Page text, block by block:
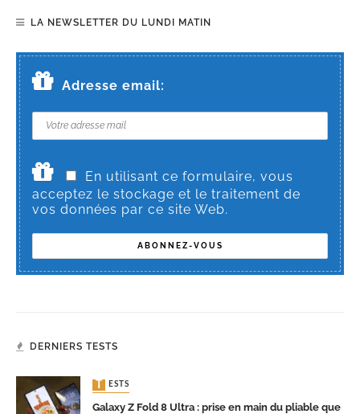
LA NEWSLETTER DU LUNDI MATIN
Adresse email:
En utilisant ce formulaire, vous
acceptez le stockage et le traitement de
vos données par ce site Web.
DERNIERS TESTS
TESTS
Galaxy Z Fold 8 Ultra : prise en main du pliable que